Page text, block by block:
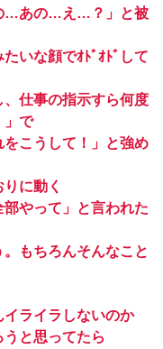
…あの…え…？」と被
いな顔でｵﾄﾞｵﾄﾞして
仕事の指示すら何度
」で
こうして！」と強め
に動く
やって」と言われた
もちろんそんなこと
ライラしないのか
と思ってたら